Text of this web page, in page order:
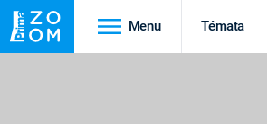
Menu Témata